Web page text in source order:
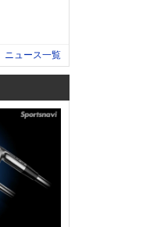
ニュース一覧